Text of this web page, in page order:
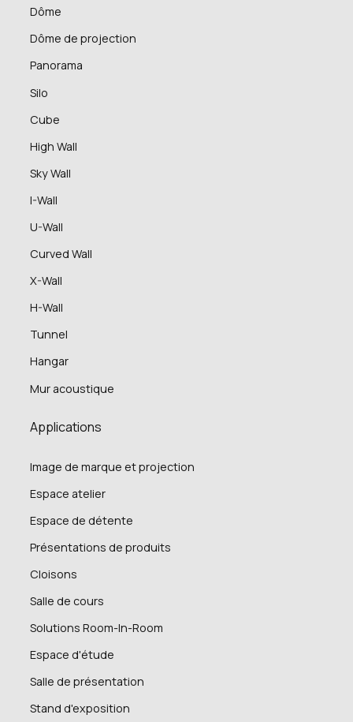
Dôme
Dôme de projection
Panorama
Silo
Cube
High Wall
Sky Wall
I-Wall
U-Wall
Curved Wall
X-Wall
H-Wall
Tunnel
Hangar
Mur acoustique
Applications
Image de marque et projection
Espace atelier
Espace de détente
Présentations de produits
Cloisons
Salle de cours
Solutions Room-In-Room
Espace d'étude
Salle de présentation
Stand d'exposition